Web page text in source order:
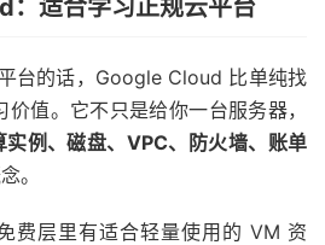
适合学习正规云平台
台的话，Google Cloud 比单纯找
值。它不只是给你一台服务器，
实例、磁盘、VPC、防火墙、账单
。
费层里有适合轻量使用的 VM 资